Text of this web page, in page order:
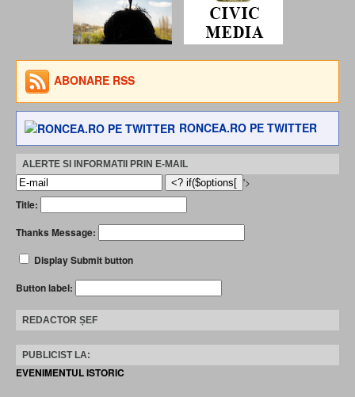
ABONARE RSS
RONCEA.RO PE TWITTER
ALERTE SI INFORMATII PRIN E-MAIL
'>
Title:
Thanks Message:
Display Submit button
Button label:
REDACTOR ȘEF
PUBLICIST LA:
EVENIMENTUL ISTORIC